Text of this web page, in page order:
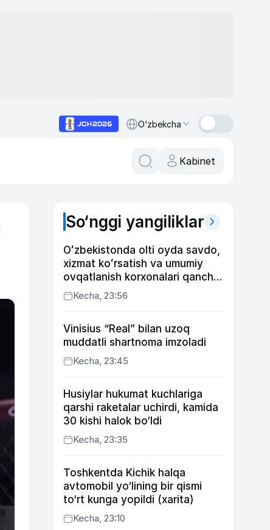
O‘zbekcha
Kabinet
So‘nggi yangiliklar
Oʻzbekistonda olti oyda savdo,
xizmat koʻrsatish va umumiy
ovqatlanish korxonalari qancha
soliq toʻlagani ochiqlandi
Kecha, 23:56
Vinisius “Real” bilan uzoq
muddatli shartnoma imzoladi
Kecha, 23:45
Husiylar hukumat kuchlariga
qarshi raketalar uchirdi, kamida
30 kishi halok bo‘ldi
Kecha, 23:35
Toshkentda Kichik halqa
avtomobil yo‘lining bir qismi
to‘rt kunga yopildi (xarita)
Kecha, 23:10